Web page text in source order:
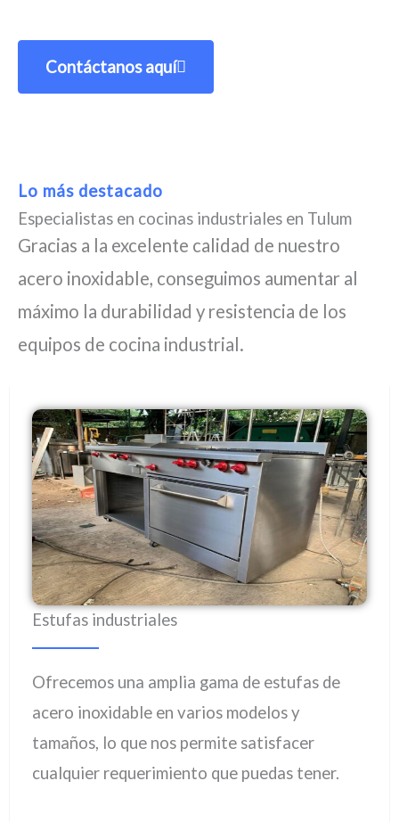
Contáctanos aquí
Lo más destacado
Especialistas en cocinas industriales en Tulum
Gracias a la excelente calidad de nuestro
acero inoxidable, conseguimos aumentar al
máximo la durabilidad y resistencia de los
equipos de cocina industrial.
Estufas industriales
Ofrecemos una amplia gama de estufas de
acero inoxidable en varios modelos y
tamaños, lo que nos permite satisfacer
cualquier requerimiento que puedas tener.